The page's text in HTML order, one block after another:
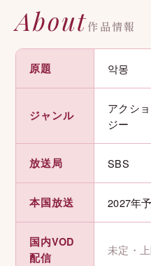
About作品情報
原題 악몽
ジャンル
アクシ
ジー
放送局 SBS
本国放送 2027年
国内VOD
配信
未定・